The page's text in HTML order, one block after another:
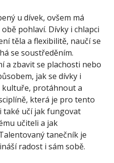
u dívek, ovšem má
pohlaví. Dívky i chlapci
těla a flexibilitě, naučí se
se soustředěním.
a zbavit se plachosti nebo
jak se dívky i
kultuře, protáhnout a
která je pro tento
také učí jak fungovat
učiteli a jak
tanečník je
radost i sám sobě.